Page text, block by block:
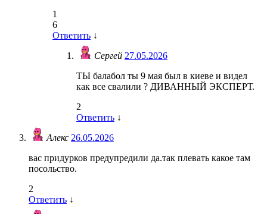
1
6
Ответить ↓
Сергей 27.05.2026
ТЫ балабол ты 9 мая был в киеве и видел
как все свалили ? ДИВАННЫЙ ЭКСПЕРТ.
2
Ответить ↓
Алекс 26.05.2026
вас придурков предупредили да.так плевать какое там
посольство.
2
Ответить ↓